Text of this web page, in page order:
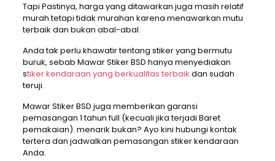
Tapi Pastinya, harga yang ditawarkan juga masih relatif
murah tetapi tidak murahan karena menawarkan mutu
terbaik dan bukan abal-abal.
Anda tak perlu khawatir tentang stiker yang bermutu
buruk, sebab Mawar Stiker BSD hanya menyediakan
stiker kendaraan yang berkualitas terbaik dan sudah
teruji.
Mawar Stiker BSD juga memberikan garansi
pemasangan 1 tahun full (kecuali jika terjadi Baret
pemakaian). menarik bukan? Ayo kini hubungi kontak
tertera dan jadwalkan pemasangan stiker kendaraan
Anda.